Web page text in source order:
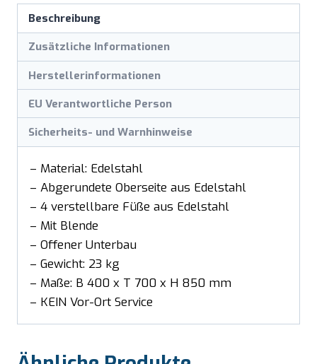
Beschreibung
Zusätzliche Informationen
Herstellerinformationen
EU Verantwortliche Person
Sicherheits- und Warnhinweise
– Material: Edelstahl
– Abgerundete Oberseite aus Edelstahl
– 4 verstellbare Füße aus Edelstahl
– Mit Blende
– Offener Unterbau
– Gewicht: 23 kg
– Maße: B 400 x T 700 x H 850 mm
– KEIN Vor-Ort Service